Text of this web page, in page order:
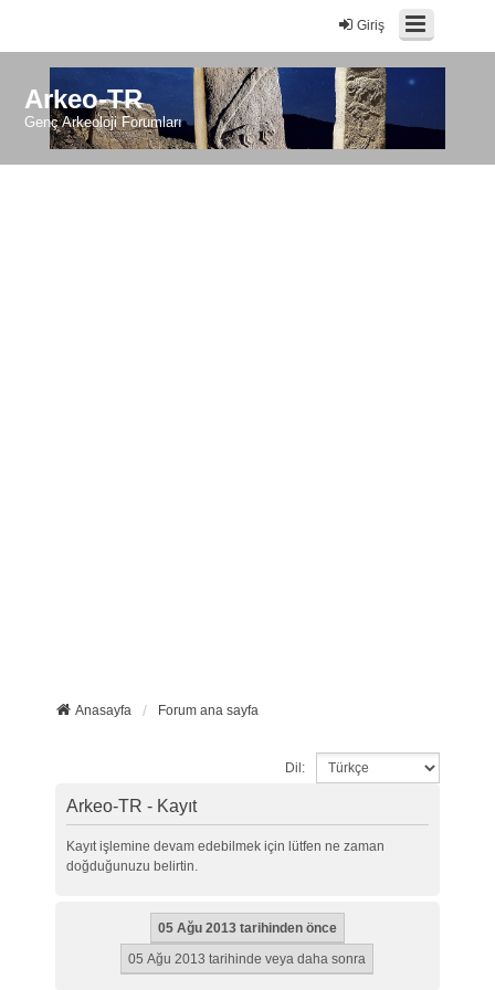
Giriş
Arkeo-TR
Genç Arkeoloji Forumları
Anasayfa Forum ana sayfa
Dil:
Arkeo-TR - Kayıt
Kayıt işlemine devam edebilmek için lütfen ne zaman
doğduğunuzu belirtin.